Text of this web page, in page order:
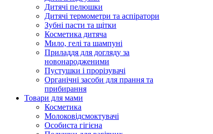
Дитячі пелюшки
Дитячі термометри та аспіратори
Зубні пасти та щітки
Косметика дитяча
Мило, гелі та шампуні
Приладдя для догляду за
новонародженими
Пустушки і прорізувачі
Органічні засоби для прання та
прибирання
Товари для мами
Косметика
Молоковідсмоктувачі
Особиста гігієна